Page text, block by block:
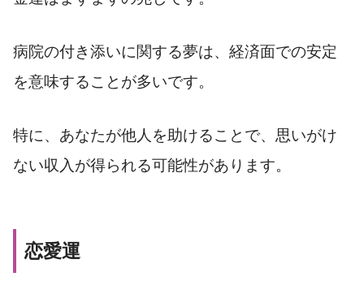
病院の付き添いに関する夢は、経済面での安定
を意味することが多いです。
特に、あなたが他人を助けることで、思いがけ
ない収入が得られる可能性があります。
恋愛運